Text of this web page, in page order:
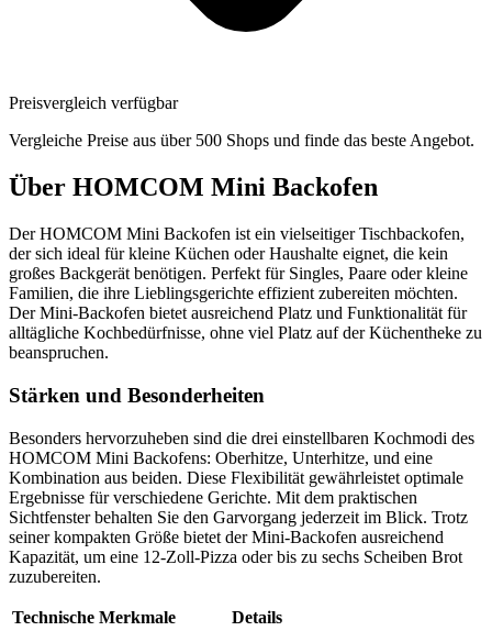
Preisvergleich verfügbar
Vergleiche Preise aus über 500 Shops und finde das beste Angebot.
Über HOMCOM Mini Backofen
Der HOMCOM Mini Backofen ist ein vielseitiger Tischbackofen,
der sich ideal für kleine Küchen oder Haushalte eignet, die kein
großes Backgerät benötigen. Perfekt für Singles, Paare oder kleine
Familien, die ihre Lieblingsgerichte effizient zubereiten möchten.
Der Mini-Backofen bietet ausreichend Platz und Funktionalität für
alltägliche Kochbedürfnisse, ohne viel Platz auf der Küchentheke zu
beanspruchen.
Stärken und Besonderheiten
Besonders hervorzuheben sind die drei einstellbaren Kochmodi des
HOMCOM Mini Backofens: Oberhitze, Unterhitze, und eine
Kombination aus beiden. Diese Flexibilität gewährleistet optimale
Ergebnisse für verschiedene Gerichte. Mit dem praktischen
Sichtfenster behalten Sie den Garvorgang jederzeit im Blick. Trotz
seiner kompakten Größe bietet der Mini-Backofen ausreichend
Kapazität, um eine 12-Zoll-Pizza oder bis zu sechs Scheiben Brot
zuzubereiten.
Technische Merkmale
Details